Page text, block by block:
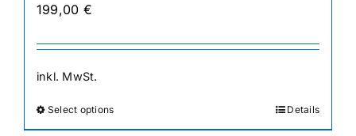
199,00 €
inkl. MwSt.
Select optionsDieses
Details